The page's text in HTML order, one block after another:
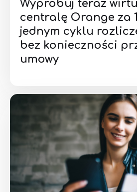
Wypróbuj teraz
centralę Orange za 1
jednym cyklu
bez konieczności
umowy